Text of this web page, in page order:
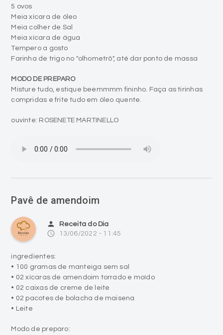
5 ovos
Meia xícara de óleo
Meia colher de Sal
Meia xícara de água
Tempero a gosto
Farinha de trigo no "olhometrô", até dar ponto de massa
MODO DE PREPARO
Misture tudo, estique beemmmm fininho. Faça as tirinhas
compridas e frite tudo em óleo quente.
ouvinte: ROSENETE MARTINELLO
Pavê de amendoim
person Receita do Dia
access_time 13/06/2022 - 11:45
ingredientes:
• 100 gramas de manteiga sem sal
• 02 xícaras de amendoim torrado e moído
• 02 caixas de creme de leite
• 02 pacotes de bolacha de maisena
• Leite
Modo de preparo: